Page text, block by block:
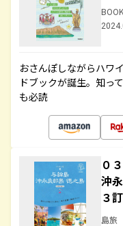
おさんぽしながらハワ
ドブックが誕生。知っ
も必読
０
沖
３
島旅